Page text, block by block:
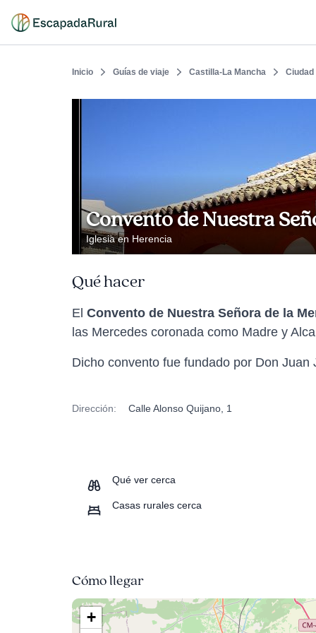
Inicio Guías de viaje Castilla-La Mancha Ciudad
Convento de Nuestra
Iglesia en Herencia
Qué hacer
El Convento de Nuestra Señora de la
las Mercedes coronada como Madre y
Dicho convento fue fundado por Don
Dirección: Calle Alonso Quijano, 1
Qué ver cerca
Casas rurales cerca
Cómo llegar
+